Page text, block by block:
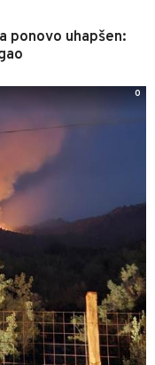
ponovo uhapšen:
0